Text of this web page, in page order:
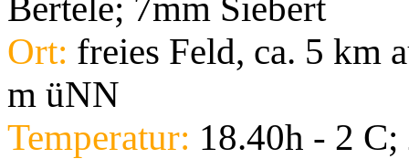
Bertele; 7mm Siebert
Ort: freies Feld, ca. 5 km
m üNN
Temperatur: 18.40h - 2